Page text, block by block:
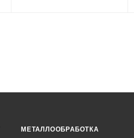
МЕТАЛЛООБРАБОТКА